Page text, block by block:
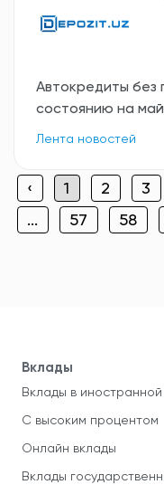
Автокредиты без
состоянию на май
Лента новостей
‹ 1 2 3
...
57 58
Вклады
Вклады в
С высоким процентом
Онлайн вклады
Вклады